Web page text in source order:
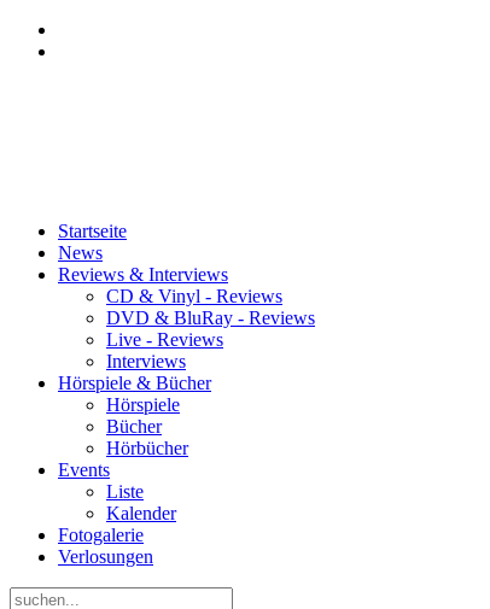
Startseite
News
Reviews & Interviews
CD & Vinyl - Reviews
DVD & BluRay - Reviews
Live - Reviews
Interviews
Hörspiele & Bücher
Hörspiele
Bücher
Hörbücher
Events
Liste
Kalender
Fotogalerie
Verlosungen